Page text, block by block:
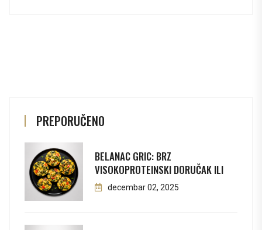
PREPORUČENO
BELANAC GRIC: BRZ
VISOKOPROTEINSKI DORUČAK ILI
decembar 02, 2025